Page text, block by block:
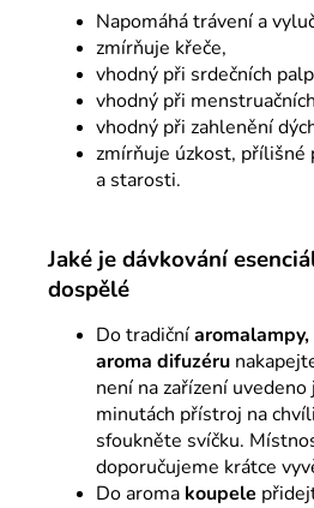
Napomáhá trávení a
zmírňuje křeče,
vhodný při srdečních
vhodný při
vhodný při zahlenění
zmírňuje úzkost, přílišné
a starosti.
Jaké je dávkování
dospělé
Do tradiční
aroma difuzéru
není na zařízení uvedeno
minutách přístroj na
sfoukněte svíčku.
doporučujeme krátce
Do aroma koupele